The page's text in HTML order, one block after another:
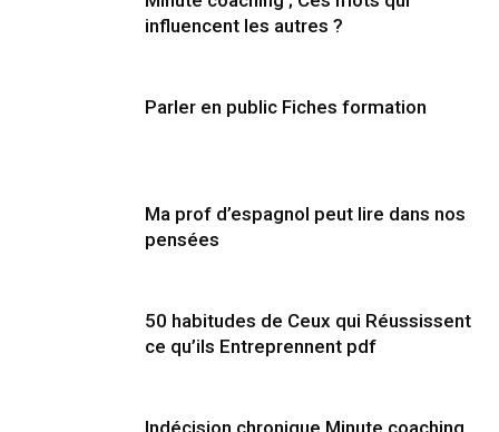
influencent les autres ?
Parler en public Fiches formation
Ma prof d’espagnol peut lire dans nos
pensées
50 habitudes de Ceux qui Réussissent
ce qu’ils Entreprennent pdf
Indécision chronique Minute coaching